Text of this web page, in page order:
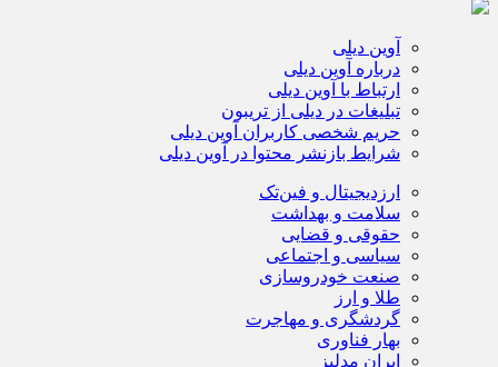
آوین دیلی
درباره آوین دیلی
ارتباط با آوین دیلی
تبلیغات در دیلی از تریبون
حریم شخصی کاربران آوین دیلی
شرایط بازنشر محتوا در آوین دیلی
ارزدیجیتال و فین‌تک
سلامت و بهداشت
حقوقی و قضایی
سیاسی و اجتماعی
صنعت خودروسازی
طلا و ارز
گردشگری و مهاجرت
بهار فناوری
ایران مدلبز